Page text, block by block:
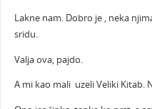
Lakne nam. Dobro je , neka
sridu.
Valja ova, pajdo.
A mi kao mali uzeli Veliki Kitab.